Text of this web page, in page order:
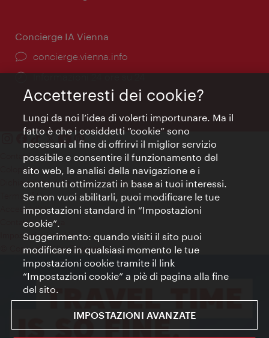
Concierge IA Vienna
Ort:
concierge.vienna.info
Öffnungszeiten:
Informazioni 24 ore su 24
Contatti
Colophon
Dichiarazione sulla protezione dei dati
Terms of Use
Accessibilità
Contatto stampa
Impostazioni cookie
© Copyright WienTourismus
Accetteresti dei cookie?
Lungi da noi l’idea di volerti importunare. Ma il
fatto è che i cosiddetti “cookie” sono
necessari al fine di offrirvi il miglior servizio
possibile e consentire il funzionamento del
sito web, le analisi della navigazione e i
contenuti ottimizzati in base ai tuoi interessi.
Se non vuoi abilitarli, puoi modificare le tue
impostazioni standard in “Impostazioni
cookie”.
Suggerimento: quando visiti il sito puoi
modificare in qualsiasi momento le tue
impostazioni cookie tramite il link
“Impostazioni cookie” a piè di pagina alla fine
del sito.
IMPOSTAZIONI AVANZATE